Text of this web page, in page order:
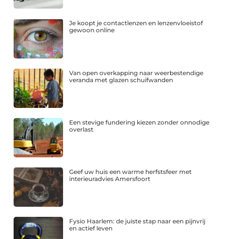
Je koopt je contactlenzen en lenzenvloeistof
gewoon online
Van open overkapping naar weerbestendige
veranda met glazen schuifwanden
Een stevige fundering kiezen zonder onnodige
overlast
Geef uw huis een warme herfstsfeer met
interieuradvies Amersfoort
Fysio Haarlem: de juiste stap naar een pijnvrij
en actief leven